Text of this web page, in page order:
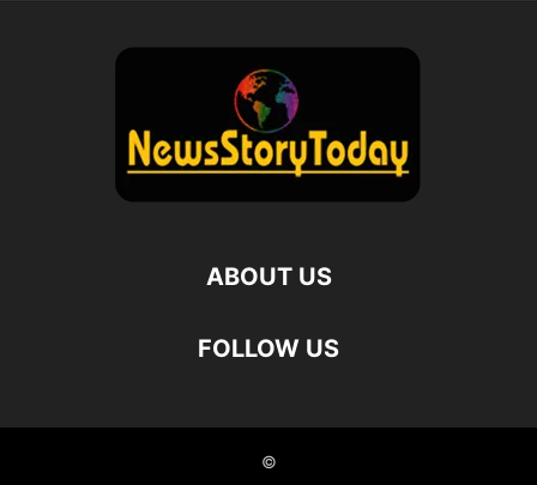
ABOUT US
FOLLOW US
©